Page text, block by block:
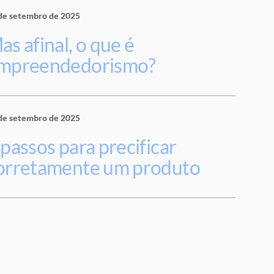
setembro de 2025
afinal, o que é
setembro de 2025
para precificar
um produto